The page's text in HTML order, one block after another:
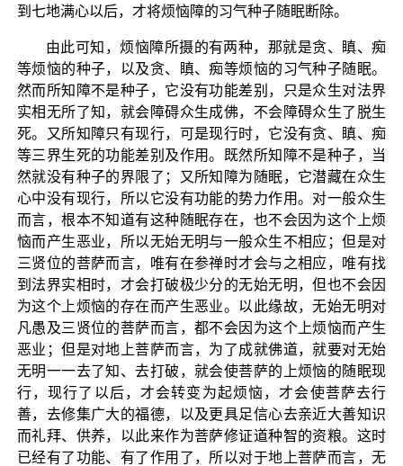
到七地满心以后，才将烦恼障的习气种子随眠断除。
由此可知，烦恼障所摄的有两种，那就是贪、瞋、痴
等烦恼的种子，以及贪、瞋、痴等烦恼的习气种子随眠。
然而所知障不是种子，它没有功能差别，只是众生对法界
实相无所了知，就会障碍众生成佛，不会障碍众生了脱生
死。又所知障只有现行，可是现行时，它没有贪、瞋、痴
等三界生死的功能差别及作用。既然所知障不是种子，当
然就没有种子的界限了；又所知障为随眠，它潜藏在众生
心中没有现行，所以它没有功能的势力作用。对一般众生
而言，根本不知道有这种随眠存在，也不会因为这个上烦
恼而产生恶业，所以无始无明与一般众生不相应；但是对
三贤位的菩萨而言，唯有在参禅时才会与之相应，唯有找
到法界实相时，才会打破极少分的无始无明，但也不会因
为这个上烦恼的存在而产生恶业。以此缘故，无始无明对
凡愚及三贤位的菩萨而言，都不会因为这个上烦恼而产生
恶业；但是对地上菩萨而言，为了成就佛道，就要对无始
无明一一去了知、去打破，就会使菩萨的上烦恼的随眠现
行，现行了以后，才会转变为起烦恼，才会使菩萨去行
善，去修集广大的福德，以及更具足信心去亲近大善知识
而礼拜、供养，以此来作为菩萨修证道种智的资粮。这时
已经有了功能、有了作用了，所以对于地上菩萨而言，无